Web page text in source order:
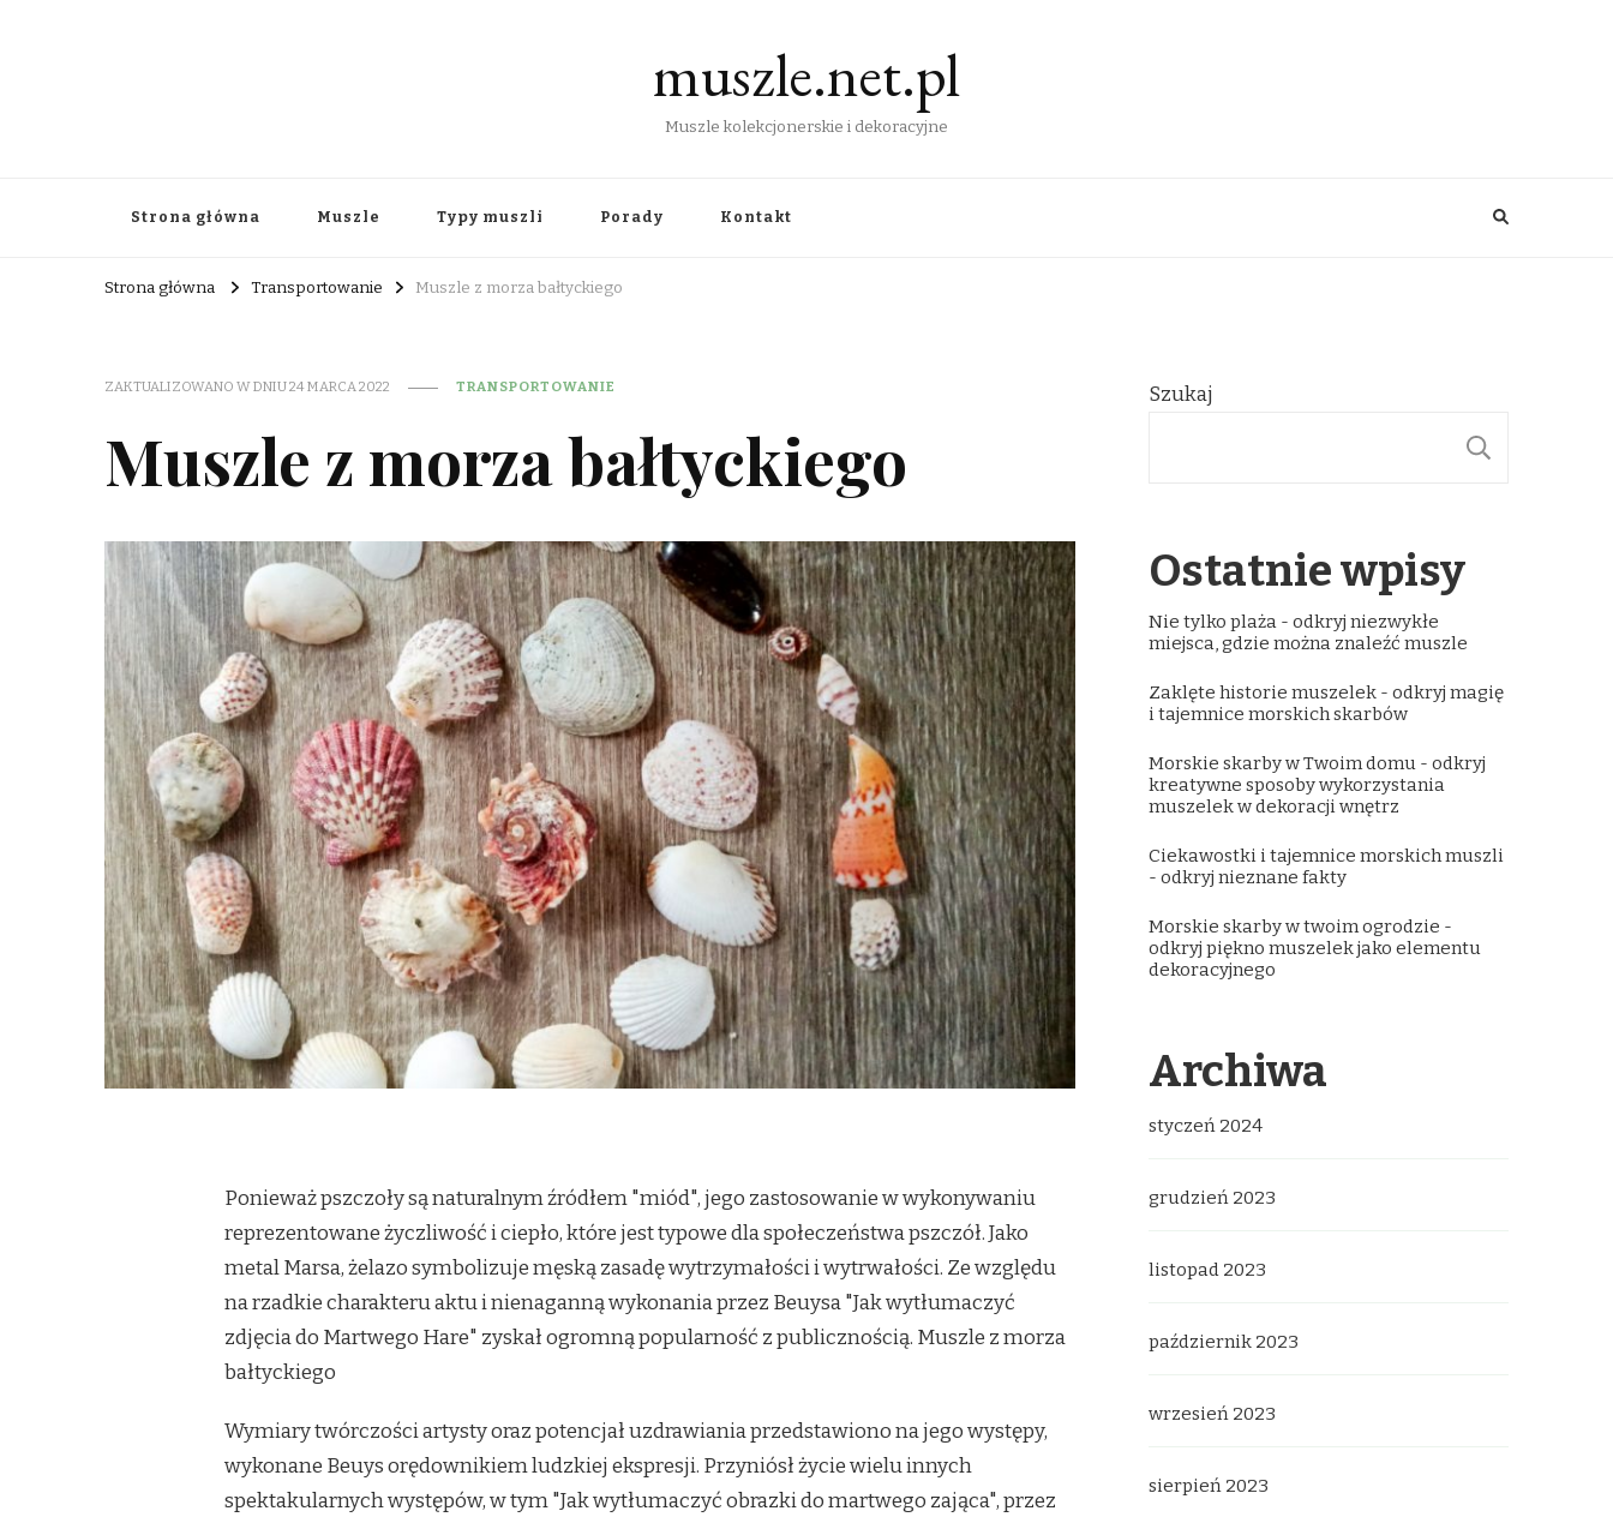
muszle.net.pl
Muszle kolekcjonerskie i dekoracyjne
Strona główna Muszle Typy muszli Porady Kontakt
Strona główna Transportowanie Muszle z morza bałtyckiego
ZAKTUALIZOWANO W DNIU24 MARCA 2022 TRANSPORTOWANIE
Muszle z morza bałtyckiego
Ponieważ pszczoły są naturalnym źródłem "miód", jego zastosowanie w wykonywaniu
reprezentowane życzliwość i ciepło, które jest typowe dla społeczeństwa pszczół. Jako
metal Marsa, żelazo symbolizuje męską zasadę wytrzymałości i wytrwałości. Ze względu
na rzadkie charakteru aktu i nienaganną wykonania przez Beuysa "Jak wytłumaczyć
zdjęcia do Martwego Hare" zyskał ogromną popularność z publicznością. Muszle z morza
bałtyckiego
Wymiary twórczości artysty oraz potencjał uzdrawiania przedstawiono na jego występy,
wykonane Beuys orędownikiem ludzkiej ekspresji. Przyniósł życie wielu innych
spektakularnych występów, w tym "Jak wytłumaczyć obrazki do martwego zająca", przez
Szukaj
Ostatnie wpisy
Nie tylko plaża - odkryj niezwykłe
miejsca, gdzie można znaleźć muszle
Zaklęte historie muszelek - odkryj magię
i tajemnice morskich skarbów
Morskie skarby w Twoim domu - odkryj
kreatywne sposoby wykorzystania
muszelek w dekoracji wnętrz
Ciekawostki i tajemnice morskich muszli
- odkryj nieznane fakty
Morskie skarby w twoim ogrodzie -
odkryj piękno muszelek jako elementu
dekoracyjnego
Archiwa
styczeń 2024
grudzień 2023
listopad 2023
październik 2023
wrzesień 2023
sierpień 2023